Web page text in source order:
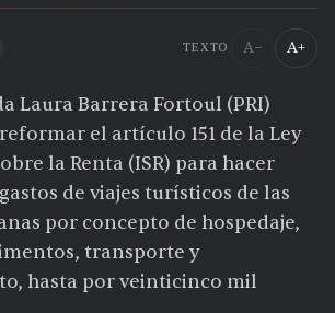
TEXTO A− A+
Laura Barrera Fortoul (PRI)
el artículo 151 de la Ley
la Renta (ISR) para hacer
de viajes turísticos de las
por concepto de hospedaje,
transporte y
hasta por veinticinco mil